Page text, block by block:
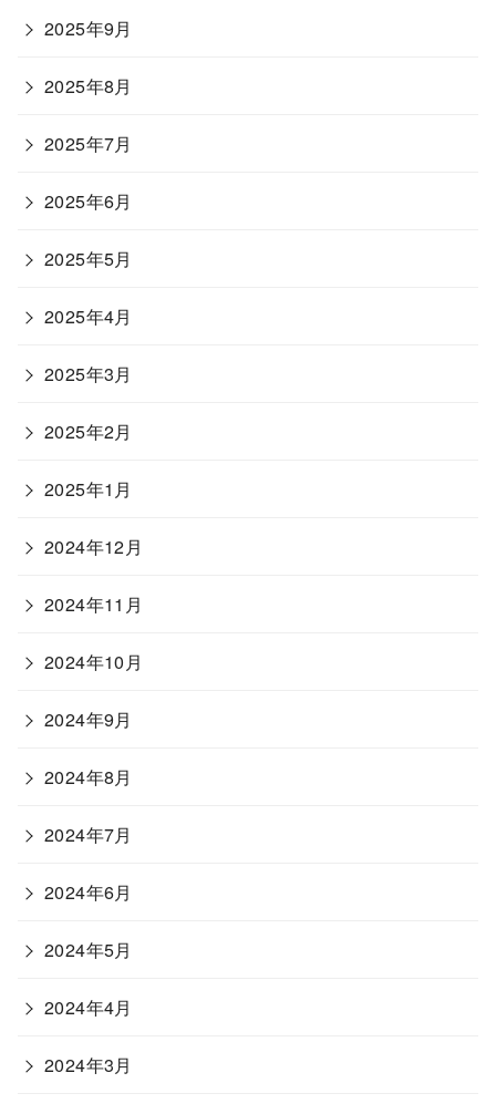
2025年9月
2025年8月
2025年7月
2025年6月
2025年5月
2025年4月
2025年3月
2025年2月
2025年1月
2024年12月
2024年11月
2024年10月
2024年9月
2024年8月
2024年7月
2024年6月
2024年5月
2024年4月
2024年3月